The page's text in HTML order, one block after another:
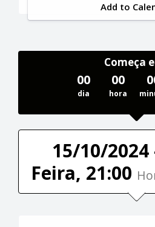
Add to
Começa
00
dia
00
hora
15/10/2024
Feira, 21:00